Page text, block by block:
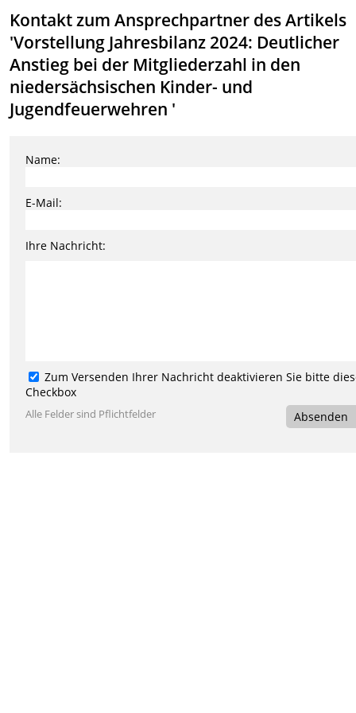
Kontakt zum Ansprechpartner des Artikels
'Vorstellung Jahresbilanz 2024: Deutlicher
Anstieg bei der Mitgliederzahl in den
niedersächsischen Kinder- und
Jugendfeuerwehren '
Name:
E-Mail:
Ihre Nachricht:
Zum Versenden Ihrer Nachricht deaktivieren Sie bitte
Checkbox
Alle Felder sind Pflichtfelder Absenden